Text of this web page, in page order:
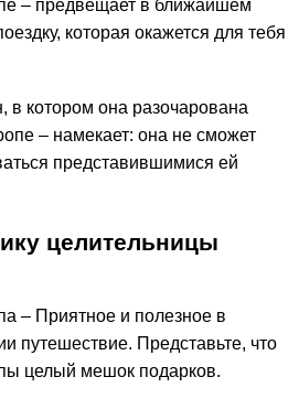
– предвещает в ближайшем
которая окажется для тебя
котором она разочарована
– намекает: она не сможет
представившимися ей
целительницы
– Приятное и полезное в
путешествие. Представьте, что
целый мешок подарков.